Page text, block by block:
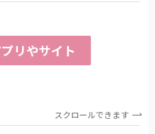
リやサイト
スクロールできます